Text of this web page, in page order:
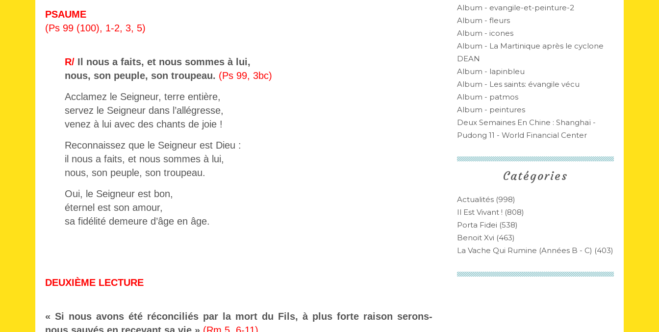
PSAUME
(Ps 99 (100), 1-2, 3, 5)
R/ Il nous a faits, et nous sommes à lui,
nous, son peuple, son troupeau. (Ps 99, 3bc)
Acclamez le Seigneur, terre entière,
servez le Seigneur dans l’allégresse,
venez à lui avec des chants de joie !
Reconnaissez que le Seigneur est Dieu :
il nous a faits, et nous sommes à lui,
nous, son peuple, son troupeau.
Oui, le Seigneur est bon,
éternel est son amour,
sa fidélité demeure d’âge en âge.
DEUXIÈME LECTURE
« Si nous avons été réconciliés par la mort du Fils, à plus forte raison serons-
Catégories
Actualités (998)
Il Est Vivant ! (808)
Porta Fidei (538)
Benoit Xvi (463)
La Vache Qui Rumine (années B - C) (403)
Album - evangile-et-peinture-2
Album - fleurs
Album - icones
Album - La Martinique après le cyclone
DEAN
Album - lapinbleu
Album - Les saints: évangile vécu
Album - patmos
Album - peintures
Deux Semaines En Chine : Shanghaï -
Pudong 11 - World Financial Center